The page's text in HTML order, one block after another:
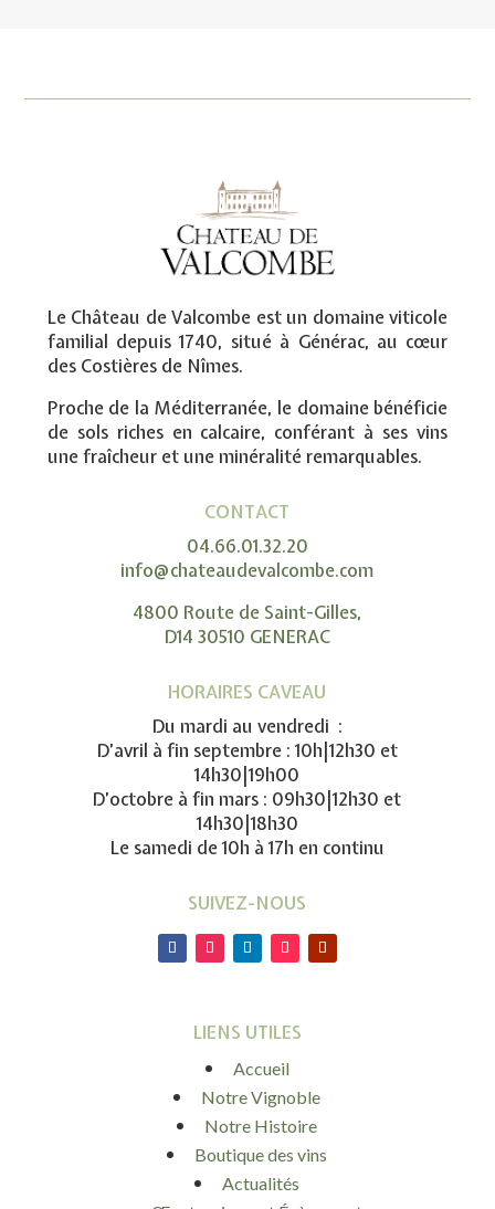
Le Château de Valcombe est un domaine viticole
familial depuis 1740, situé à Générac, au cœur
des Costières de Nîmes.
Proche de la Méditerranée, le domaine bénéficie
de sols riches en calcaire, conférant à ses vins
une fraîcheur et une minéralité remarquables.
CONTACT
04.66.01.32.20
info@chateaudevalcombe.com
4800 Route de Saint-Gilles,
D14 30510 GENERAC
HORAIRES CAVEAU
Du mardi au vendredi :
D’avril à fin septembre : 10h|12h30 et
14h30|19h00
D’octobre à fin mars : 09h30|12h30 et
14h30|18h30
Le samedi de 10h à 17h en continu
SUIVEZ-NOUS
LIENS UTILES
Accueil
Notre Vignoble
Notre Histoire
Boutique des vins
Actualités